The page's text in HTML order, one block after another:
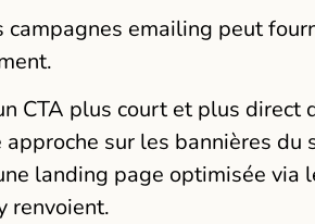
campagnes emailing peut
CTA plus court et plus
sur les bannières du
landing page optimisée via
renvoient.